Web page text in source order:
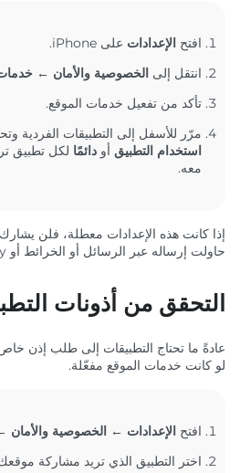
افتح الإعدادات على iPhone.
انتقل إلى الخصوصية والأمان ←
تأكد من تفعيل خدمات الموقع.
مرّر للأسفل إلى التطبيقات الفردية
استخدام التطبيقأو دائمًا لكل تطبيق
معه.
حاولت إرساله عبر الرسائل أو الخرائط أو Find My.
التحقق من أذونات
عادةً ما تحتاج التطبيقات إلى طلب إذن
لو كانت خدمات الموقع مفعّلة.
افتح الإعدادات ← الخصوصية
اختر التطبيق الذي تريد مشاركة